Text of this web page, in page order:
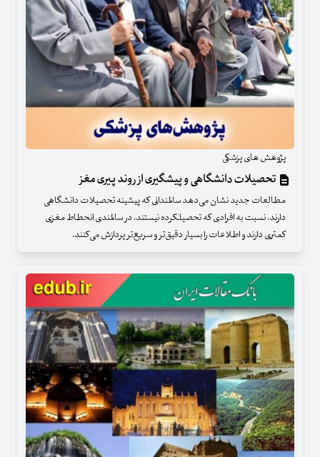
پژوهش های پزشکی
تحصیلات دانشگاهی و پیشگیری از روند پیری مغز
مطالعات جدید نشان می‌دهد سالمندانی که پیشینه تحصیلات دانشگاهی
دارند، نسبت به افرادی که تحصیلکرده نیستند، در سالمندی انحطاط مغزی
کمتری دارند و اطلاعات را بسیار دقیق‌تر و سریع‌تر پردازش می‌کنند.